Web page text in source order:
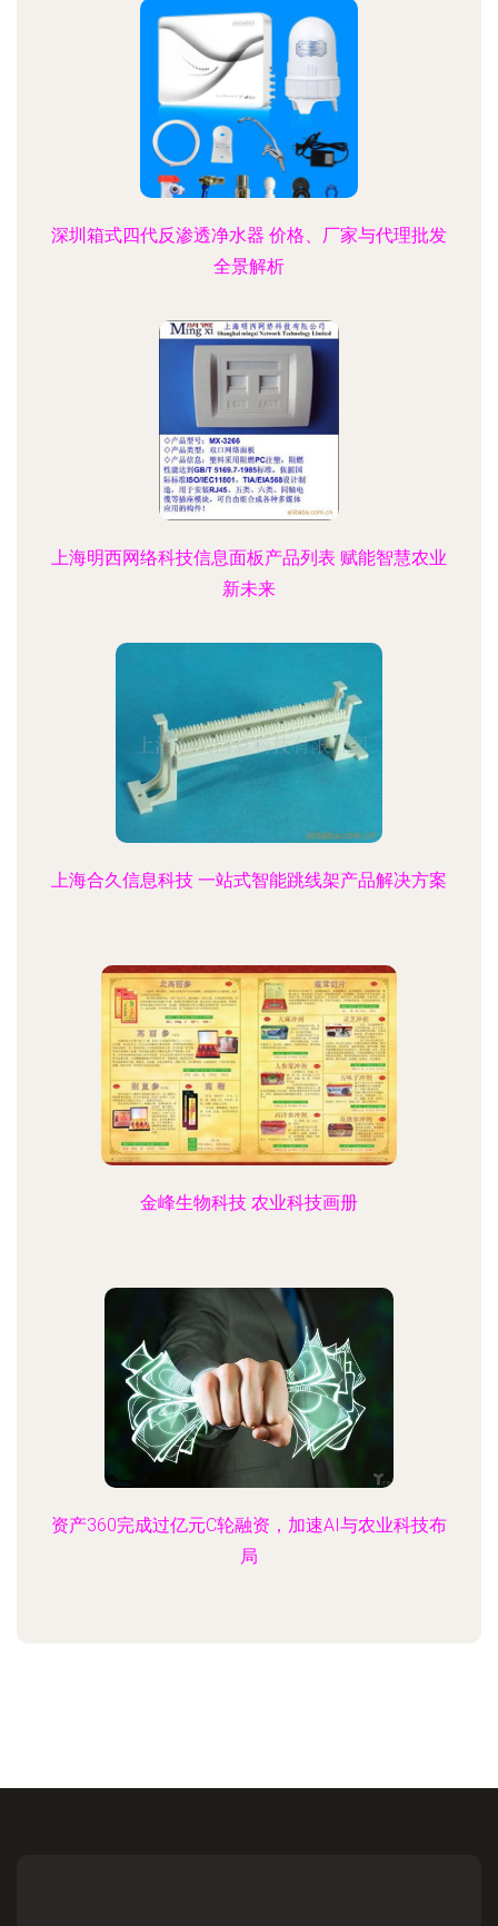
深圳箱式四代反渗透净水器 价格、厂家与代理批发
全景解析
上海明西网络科技信息面板产品列表 赋能智慧农业
新未来
上海合久信息科技 一站式智能跳线架产品解决方案
金峰生物科技 农业科技画册
资产360完成过亿元C轮融资，加速AI与农业科技布
局